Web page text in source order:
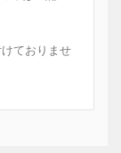
ておりませ